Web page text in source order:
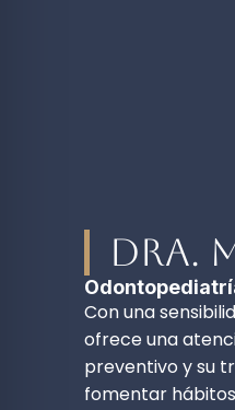
Dra.
Con una
ofrece una
preventivo y su
fomentar